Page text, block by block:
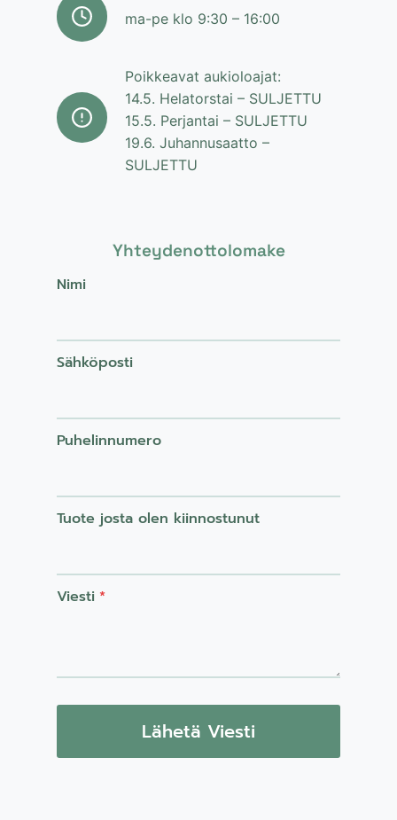
ma-pe klo 9:30 – 16:00
Poikkeavat aukioloajat:
14.5. Helatorstai – SULJETTU
15.5. Perjantai – SULJETTU
19.6. Juhannusaatto –
SULJETTU
Yhteydenottolomake
Nimi
Sähköposti
Puhelinnumero
Tuote josta olen kiinnostunut
Viesti *
Lähetä Viesti